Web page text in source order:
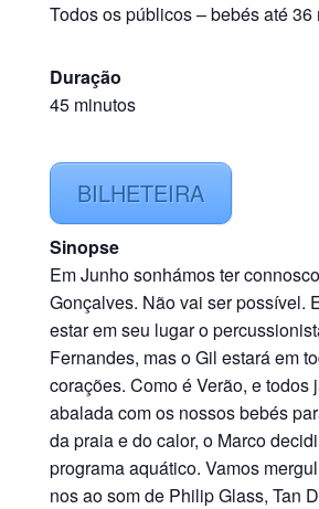
Todos os públicos–bebés até 36
Duração
45 minutos
BILHETEIRA
Sinopse
Em Junho sonhámos ter
Gonçalves. Não vai ser possível.
estar em seu lugar o
Fernandes, mas o Gil estará em
corações. Como é Verão, e todos
abalada com os nossos bebés
da praia e do calor, o Marco
programa aquático. Vamos
nos ao som de Philip Glass, Tan